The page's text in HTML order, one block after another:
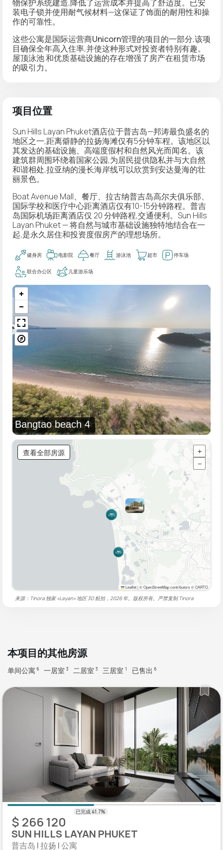
物保护系统建造,降低了运营成本并提高了舒适度。已安
装电子锁并使用耐气候材料—这保证了饰面的耐用性和操
作的可靠性。
这些公寓是国际运营商Unicorn管理的项目的一部分,该项
目确保全年高入住率,并使这种形式对投资者特别有趣。
屋顶泳池和优质基础设施的存在增强了房产在租赁市场
的吸引力。
项目位置
Sun Hills Layan Phuket酒店位于普吉岛—邦涛最负盛名的
地区之一,距离僻静的拉扬海滩仅有5分钟车程。该地区以
其发达的基础设施、高端度假村和自然风光而闻名。该
建筑群周围环绕着国家公园,为居民提供隐私并与大自然
和谐相处,拉亚纳的漫长海岸线可以欣赏到安达曼海的壮
丽景色。
Boat Avenue Mall、餐厅、拉古纳普吉岛高尔夫俱乐部、
国际学校和医疗中心距离酒店仅有10-15分钟路程。普吉
岛国际机场距离酒店仅 20 分钟路程,交通便利。Sun Hills
Layan Phuket — 将自然与城市基础设施独特地结合在一
起,是永久居住和投资度假房产的理想场所。
健身房 电影院 餐厅 游泳池 超市 停车场
联合办公区 儿童游乐场
Bangtao beach 4
查看全部房源
+
−
Leaflet|© OpenStreetMap contributors © CARTO
来源：Tinora 独家 «Layan» 地区 3D 航拍，2026 年。版权所有。严禁复制 Tinora
本项目的其他房源
单间公寓 6 一居室 3 二居室 3 三居室 1 已售出 6
$ 266 120
SUN HILLS LAYAN PHUKET
普吉岛 | 拉扬 | 公寓